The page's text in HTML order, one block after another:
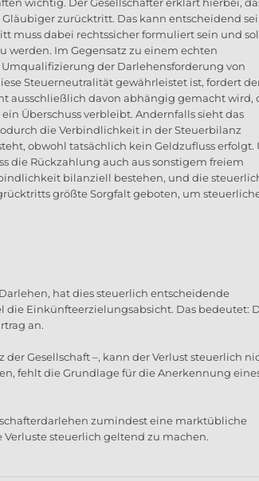
zurücktritt. Das kann entscheidend
muss dabei rechtssicher formuliert sein und
werden. Im Gegensatz zu einem echten
der Darlehensforderung von
Steuerneutralität gewährleistet ist, fordert
ausschließlich davon abhängig gemacht wird,
Überschuss verbleibt. Andernfalls sieht das
die Verbindlichkeit in der Steuerbilanz
obwohl tatsächlich kein Geldzufluss erfolgt.
die Rückzahlung auch aus sonstigem freiem
bilanziell bestehen, und die
größte Sorgfalt geboten, um
hat dies steuerlich entscheidende
die Einkünfteerzielungsabsicht. Das bedeutet:
an.
Gesellschaft –, kann der Verlust steuerlich
fehlt die Grundlage für die Anerkennung
zumindest eine marktübliche
steuerlich geltend zu machen.